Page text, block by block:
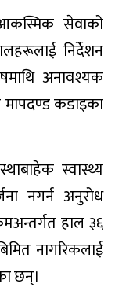
आकस्मिक सेवाको
निर्देशन
अनावश्यक
मापदण्ड कडाइका
स्वास्थ्य
नगर्न अनुरोध
हाल ३६
नागरिकलाई
छन्।